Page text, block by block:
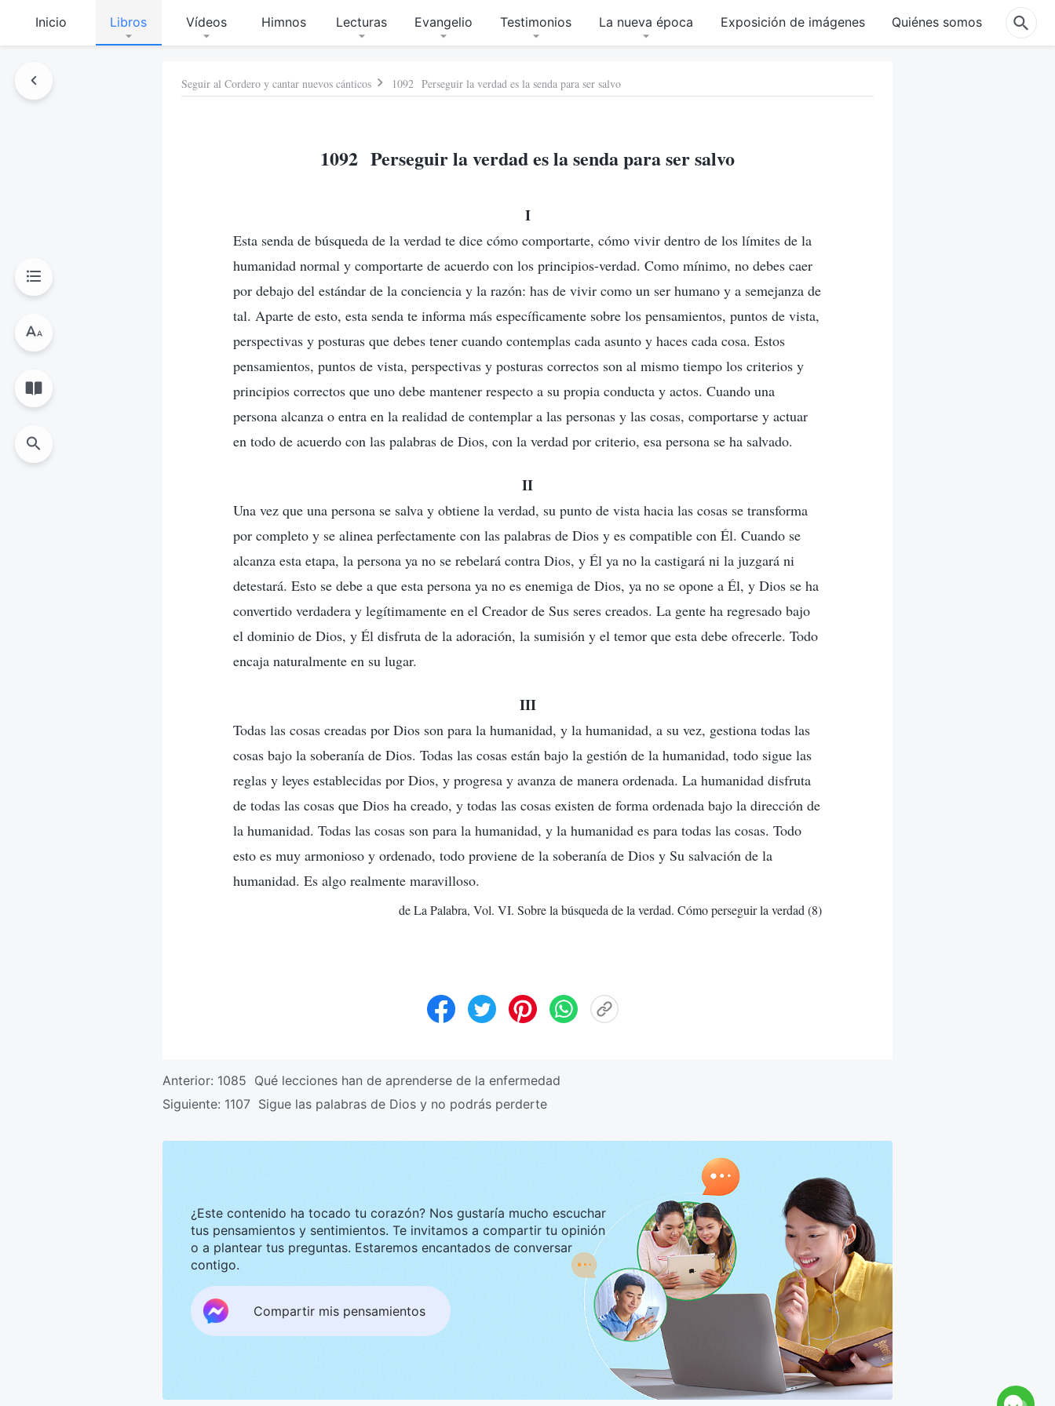
Inicio Libros Vídeos Himnos Lecturas Evangelio Testimonios La nueva época Exposición de imágenes Quiénes somos
Seguir al Cordero y cantar nuevos cánticos 1092 Perseguir la verdad es la senda para ser salvo
1092 Perseguir la verdad es la senda para ser salvo
I
Esta senda de búsqueda de la verdad te dice cómo comportarte, cómo vivir dentro de los límites de la
humanidad normal y comportarte de acuerdo con los principios-verdad. Como mínimo, no debes caer
por debajo del estándar de la conciencia y la razón: has de vivir como un ser humano y a semejanza de
tal. Aparte de esto, esta senda te informa más específicamente sobre los pensamientos, puntos de vista,
perspectivas y posturas que debes tener cuando contemplas cada asunto y haces cada cosa. Estos
pensamientos, puntos de vista, perspectivas y posturas correctos son al mismo tiempo los criterios y
principios correctos que uno debe mantener respecto a su propia conducta y actos. Cuando una
persona alcanza o entra en la realidad de contemplar a las personas y las cosas, comportarse y actuar
en todo de acuerdo con las palabras de Dios, con la verdad por criterio, esa persona se ha salvado.
II
Una vez que una persona se salva y obtiene la verdad, su punto de vista hacia las cosas se transforma
por completo y se alinea perfectamente con las palabras de Dios y es compatible con Él. Cuando se
alcanza esta etapa, la persona ya no se rebelará contra Dios, y Él ya no la castigará ni la juzgará ni
detestará. Esto se debe a que esta persona ya no es enemiga de Dios, ya no se opone a Él, y Dios se ha
convertido verdadera y legítimamente en el Creador de Sus seres creados. La gente ha regresado bajo
el dominio de Dios, y Él disfruta de la adoración, la sumisión y el temor que esta debe ofrecerle. Todo
encaja naturalmente en su lugar.
III
Todas las cosas creadas por Dios son para la humanidad, y la humanidad, a su vez, gestiona todas las
cosas bajo la soberanía de Dios. Todas las cosas están bajo la gestión de la humanidad, todo sigue las
reglas y leyes establecidas por Dios, y progresa y avanza de manera ordenada. La humanidad disfruta
de todas las cosas que Dios ha creado, y todas las cosas existen de forma ordenada bajo la dirección de
la humanidad. Todas las cosas son para la humanidad, y la humanidad es para todas las cosas. Todo
esto es muy armonioso y ordenado, todo proviene de la soberanía de Dios y Su salvación de la
humanidad. Es algo realmente maravilloso.
de La Palabra, Vol. VI. Sobre la búsqueda de la verdad. Cómo perseguir la verdad (8)
Anterior: 1085 Qué lecciones han de aprenderse de la enfermedad
Siguiente: 1107 Sigue las palabras de Dios y no podrás perderte
¿Este contenido ha tocado tu corazón? Nos gustaría mucho escuchar
tus pensamientos y sentimientos. Te invitamos a compartir tu opinión
o a plantear tus preguntas. Estaremos encantados de conversar
contigo.
Compartir mis pensamientos